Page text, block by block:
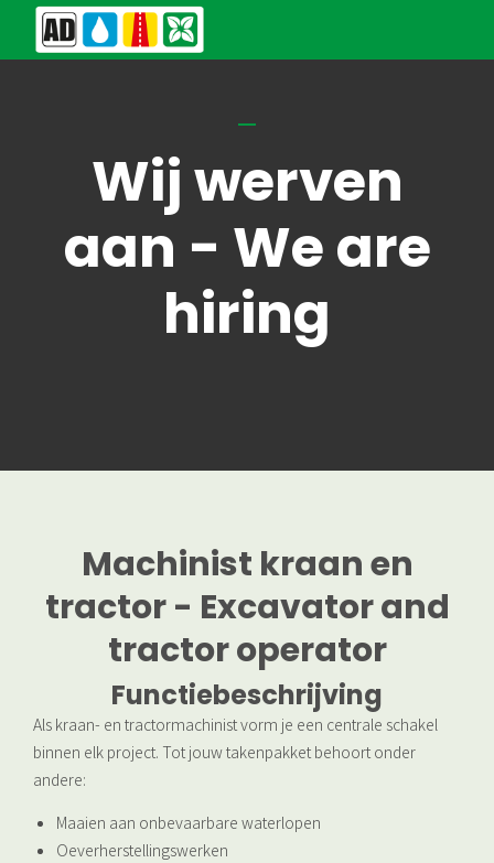
Wij werven
aan - We are
hiring
Machinist kraan en
tractor - Excavator and
tractor operator
Functiebeschrijving
Als kraan- en tractormachinist vorm je een centrale schakel
binnen elk project. Tot jouw takenpakket behoort onder
andere:
Maaien aan onbevaarbare waterlopen
Oeverherstellingswerken